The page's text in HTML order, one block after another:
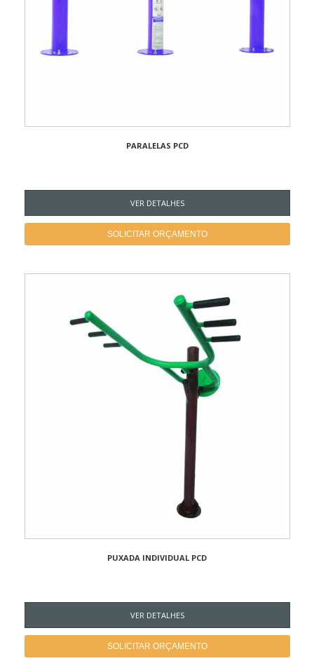
PARALELAS PCD
VER DETALHES
SOLICITAR ORÇAMENTO
PUXADA INDIVIDUAL PCD
VER DETALHES
SOLICITAR ORÇAMENTO